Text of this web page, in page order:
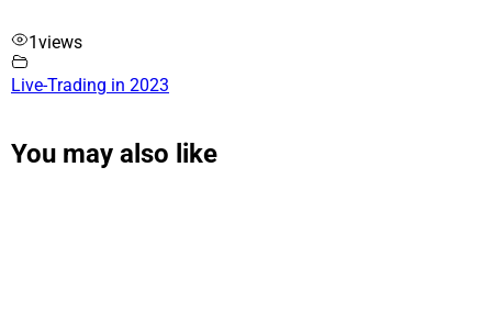
1views
Live-Trading in 2023
You may also like